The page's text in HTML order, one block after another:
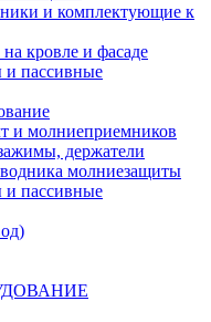
и комплектующие к
кровле и фасаде
пассивные
и молниеприемников
держатели
молниезащиты
пассивные